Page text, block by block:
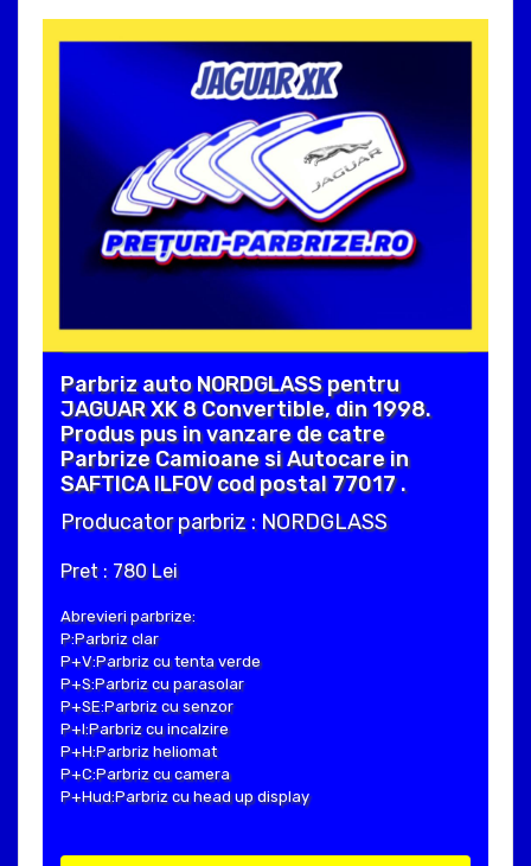
Parbriz auto NORDGLASS pentru
JAGUAR XK 8 Convertible, din 1998.
Produs pus in vanzare de catre
Parbrize Camioane si Autocare in
SAFTICA ILFOV cod postal 77017 .
Producator parbriz : NORDGLASS
Pret : 780 Lei
Abrevieri parbrize:
P:Parbriz clar
P+V:Parbriz cu tenta verde
P+S:Parbriz cu parasolar
P+SE:Parbriz cu senzor
P+I:Parbriz cu incalzire
P+H:Parbriz heliomat
P+C:Parbriz cu camera
P+Hud:Parbriz cu head up display